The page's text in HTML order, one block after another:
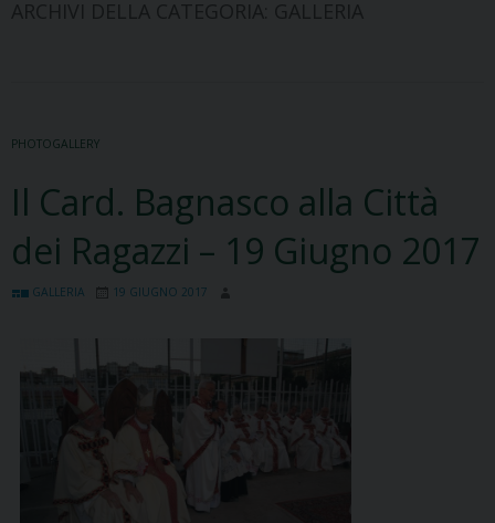
PHOTOGALLERY
Il Card. Bagnasco alla Città
dei Ragazzi – 19 Giugno 2017
GALLERIA 19 GIUGNO 2017